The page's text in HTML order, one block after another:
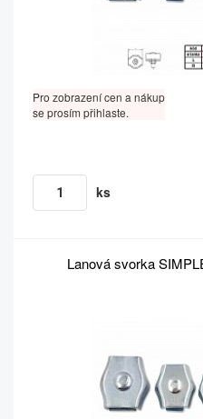
Pro zobrazení cen a nákup
se prosím přihlaste.
ks
Lanová svorka